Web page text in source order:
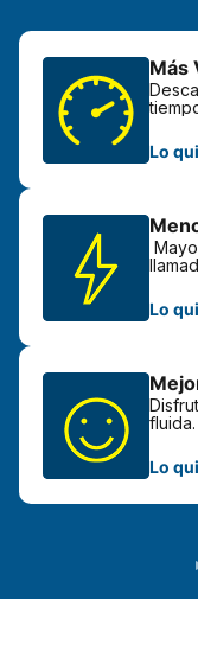
Más
Lo
Lo
fluida.
Lo